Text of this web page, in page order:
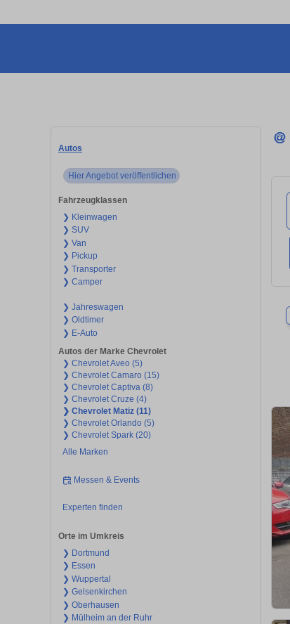
Autos
Hier Angebot veröffentlichen
Fahrzeugklassen
❯ Kleinwagen
❯ SUV
❯ Van
❯ Pickup
❯ Transporter
❯ Camper
❯ Jahreswagen
❯ Oldtimer
❯ E-Auto
Autos der Marke Chevrolet
❯ Chevrolet Aveo (5)
❯ Chevrolet Camaro (15)
❯ Chevrolet Captiva (8)
❯ Chevrolet Cruze (4)
❯ Chevrolet Matiz (11)
❯ Chevrolet Orlando (5)
❯ Chevrolet Spark (20)
Alle Marken
Messen & Events
Experten finden
Orte im Umkreis
❯ Dortmund
❯ Essen
❯ Wuppertal
❯ Gelsenkirchen
❯ Oberhausen
❯ Mülheim an der Ruhr